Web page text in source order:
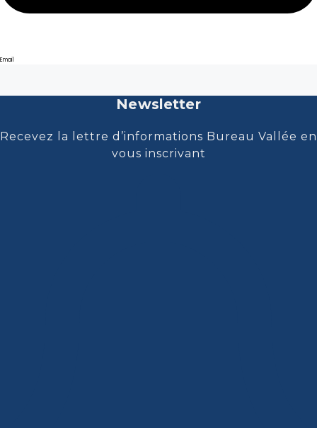
Email
Newsletter
Recevez la lettre d’informations Bureau Vallée en
vous inscrivant